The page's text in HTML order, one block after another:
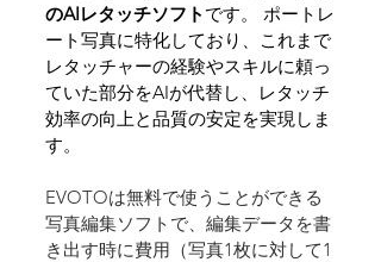
のAIレタッチソフト です。 ポートレ
ート写真に特化しており、これまで
レタッチャーの経験やスキルに頼っ
ていた部分をAIが代替し、レタッチ
効率の向上と品質の安定を実現しま
す。
EVOTOは無料で使うことができる
写真編集ソフトで、編集データを書
き出す時に費用（写真1枚に対して1